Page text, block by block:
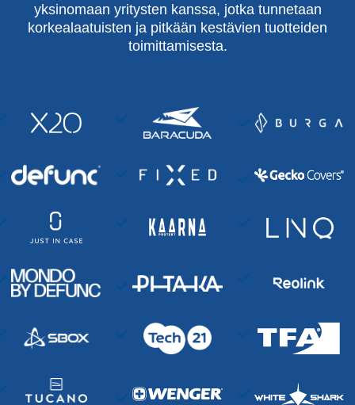
yksinomaan yritysten kanssa, jotka tunnetaan
korkealaatuisten ja pitkään kestävien tuotteiden
toimittamisesta.